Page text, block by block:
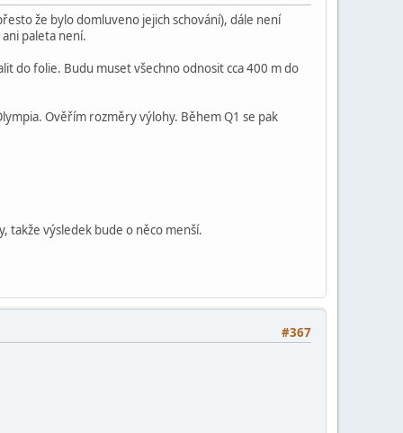
že bylo domluveno jejich schování), dále není
paleta není.
do folie. Budu muset všechno odnosit cca 400 m do
Ověřím rozměry výlohy. Během Q1 se pak
takže výsledek bude o něco menší.
#367